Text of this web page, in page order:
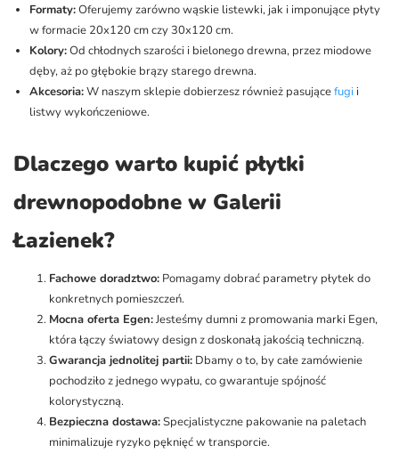
Formaty:Oferujemy zarówno wąskie listewki, jak i imponujące płyty
w formacie 20x120 cm czy 30x120 cm.
Kolory:Od chłodnych szarości i bielonego drewna, przez miodowe
dęby, aż po głębokie brązy starego drewna.
Akcesoria:W naszym sklepie dobierzesz również pasującefugi i
listwy wykończeniowe.
Dlaczego warto kupić płytki
drewnopodobne w Galerii
Łazienek?
Fachowe doradztwo: Pomagamy dobrać parametry płytek do
konkretnych pomieszczeń.
Mocna oferta Egen:Jesteśmy dumni z promowania marki Egen,
która łączy światowy design z doskonałą jakością techniczną.
Gwarancja jednolitej partii: Dbamy o to, by całe zamówienie
pochodziło z jednego wypału, co gwarantuje spójność
kolorystyczną.
Bezpieczna dostawa:Specjalistyczne pakowanie na paletach
minimalizuje ryzyko pęknięć w transporcie.